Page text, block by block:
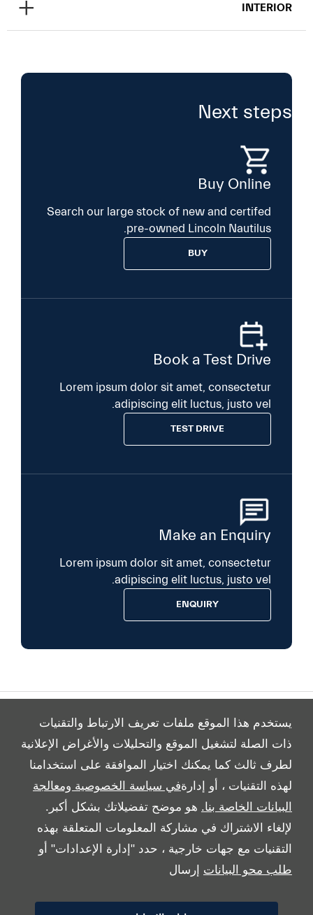
يستخدم هذا الموقع ملفات تعريف الارتباط والتقنيات
ذات الصلة لتشغيل الموقع والتحليلات والأغراض الإعلانية
لطرف ثالث كما يمكنك اختيار الموافقة على استخدامنا
لهذه التقنيات ، أو إدارةفي سياسة الخصوصية ومعالجة
البيانات الخاصة بنا. هو موضح تفضيلاتك بشكل أكبر.
لإلغاء الاشتراك في مشاركة المعلومات المتعلقة بهذه
التقنيات مع جهات خارجية ، حدد "إدارة الإعدادات" أو
طلب محو البيانات إرسال
INTERIOR
Next steps
Buy Online
Search our large stock of new and certifed
pre-owned Lincoln Nautilus.
BUY
Book a Test Drive
Lorem ipsum dolor sit amet, consectetur
adipiscing elit luctus, justo vel.
TEST DRIVE
Make an Enquiry
Lorem ipsum dolor sit amet, consectetur
adipiscing elit luctus, justo vel.
ENQUIRY
All Rights Reserved
Follow بريمير موتورز